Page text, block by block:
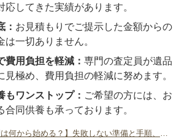
応してきた実績があります。
： お見積もりでご提示した金額からの
は一切ありません。
費用負担を軽減： 専門の査定員が遺品
見極め、費用負担の軽減に努めます。
もワンストップ： ご希望の方には、お
合同供養も承っております。
【遺品整理は何から始める？】失敗しない準備と手順、注意点、業者選びのポイント